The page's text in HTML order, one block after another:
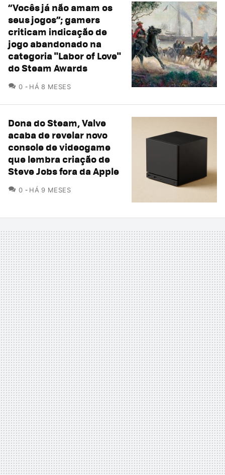
“Vocês já não amam os
seus jogos”; gamers
criticam indicação de
jogo abandonado na
categoria "Labor of Love"
do Steam Awards
0 COMENTÁRIOS
HÁ 8 MESES
Dona do Steam, Valve
acaba de revelar novo
console de videogame
que lembra criação de
Steve Jobs fora da Apple
0 COMENTÁRIOS
HÁ 9 MESES